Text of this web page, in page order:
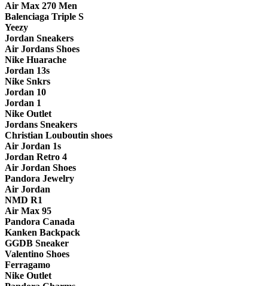
Air Max 270 Men
Balenciaga Triple S
Yeezy
Jordan Sneakers
Air Jordans Shoes
Nike Huarache
Jordan 13s
Nike Snkrs
Jordan 10
Jordan 1
Nike Outlet
Jordans Sneakers
Christian Louboutin shoes
Air Jordan 1s
Jordan Retro 4
Air Jordan Shoes
Pandora Jewelry
Air Jordan
NMD R1
Air Max 95
Pandora Canada
Kanken Backpack
GGDB Sneaker
Valentino Shoes
Ferragamo
Nike Outlet